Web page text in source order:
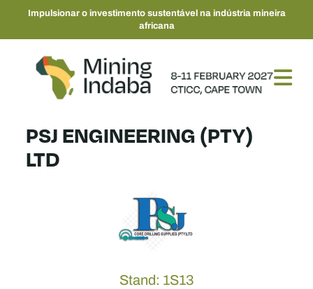
Impulsionar o investimento sustentável na indústria mineira
africana
PSJ ENGINEERING (PTY)
LTD
Stand: 1S13